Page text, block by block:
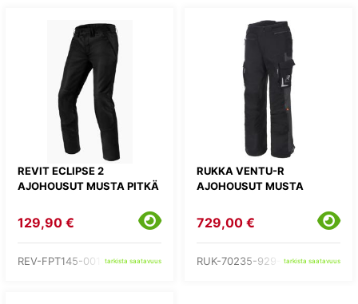
REVIT ECLIPSE 2
AJOHOUSUT MUSTA PITKÄ
129,90 €
REV-FPT145-0013-tarkista saatavuus
RUKKA VENTU-R
AJOHOUSUT MUSTA
729,00 €
RUK-70235-929-C2-tarkista saatavuus